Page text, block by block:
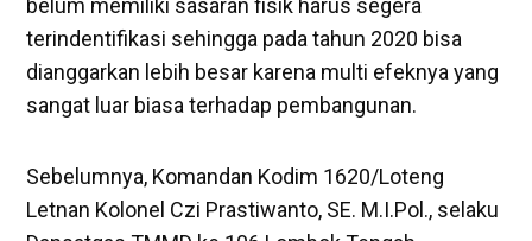
belum memiliki sasaran fisik harus segera
terindentifikasi sehingga pada tahun 2020 bisa
dianggarkan lebih besar karena multi efeknya yang
sangat luar biasa terhadap pembangunan.
Sebelumnya, Komandan Kodim 1620/Loteng
Letnan Kolonel Czi Prastiwanto, SE. M.I.Pol., selaku